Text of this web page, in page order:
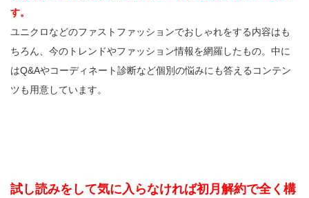
す。
ユニクロなどのファストファッションでおしゃれをする内容はも
ちろん、今のトレンドやファッション情報を網羅したもの。中に
はQ&Aやコーディネート診断など個別の悩みにも答えるコンテン
ツも用意しています。
試し読みをして気に入らなければ初月解約で全く構